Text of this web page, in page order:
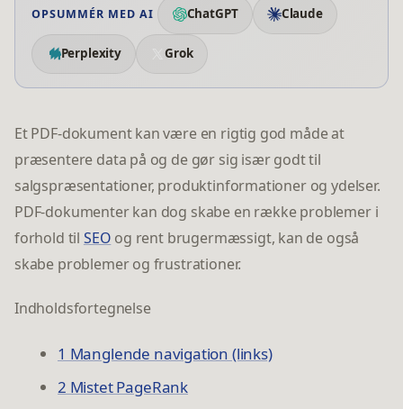
OPSUMMÉR MED AI ChatGPT Claude
Perplexity Grok
Et PDF-dokument kan være en rigtig god måde at
præsentere data på og de gør sig især godt til
salgspræsentationer, produktinformationer og ydelser.
PDF-dokumenter kan dog skabe en række problemer i
forhold til SEO og rent brugermæssigt, kan de også
skabe problemer og frustrationer.
Indholdsfortegnelse
1 Manglende navigation (links)
2 Mistet PageRank